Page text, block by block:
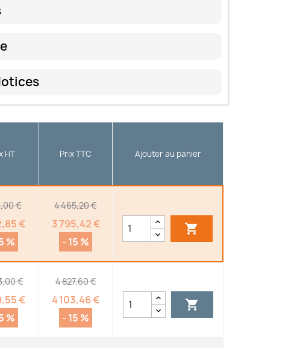
HT Prix TTC Ajouter au panier
€
€
%
4 465,20 €
3 795,42 €
- 15 %

€
€
%
4 827,60 €
4 103,46 €
- 15 %
